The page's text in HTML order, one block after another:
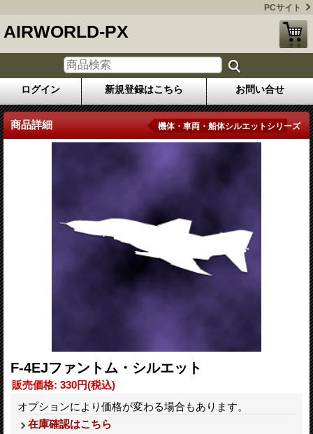
PCサイト
AIRWORLD-PX
ログイン 新規登録はこちら お問い合せ
商品詳細 機体・車両・船体シルエットシリーズ
F-4EJファントム・シルエット
販売価格: 330円(税込)
オプションにより価格が変わる場合もあります。
在庫確認はこちら